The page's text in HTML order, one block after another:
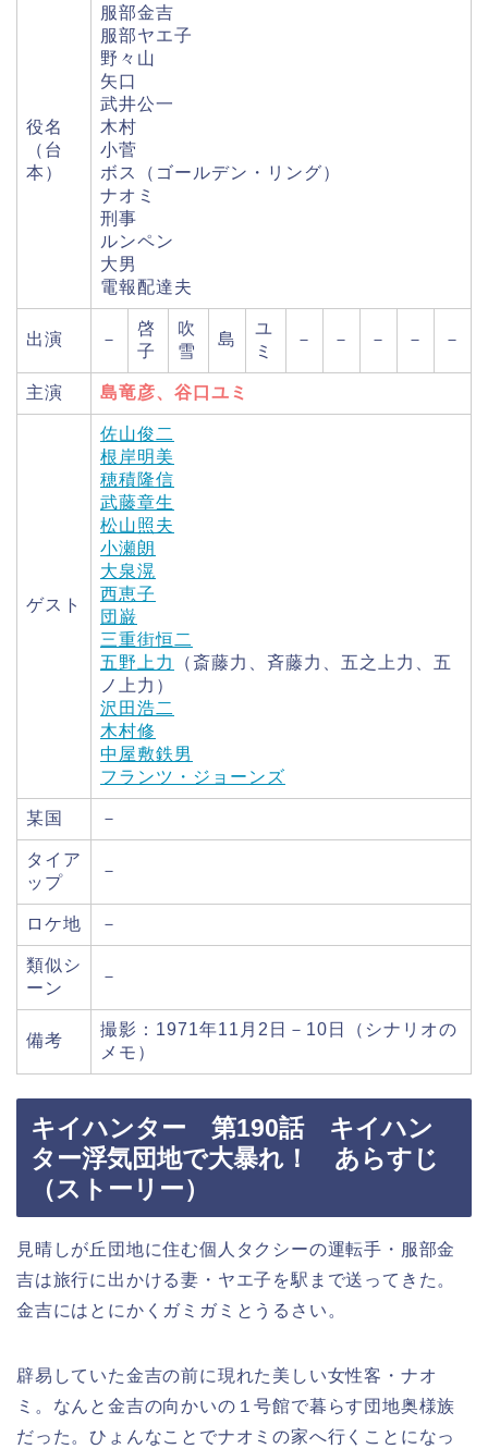
役名
（台
本）
服部金吉
服部ヤエ子
野々山
矢口
武井公一
木村
小菅
ボス（ゴールデン・リング）
ナオミ
刑事
ルンペン
大男
電報配達夫
出演 －
啓
子
吹
雪
島
ユ
ミ
－ － － － －
主演 島竜彦、谷口ユミ
ゲスト
佐山俊二
根岸明美
穂積隆信
武藤章生
松山照夫
小瀬朗
大泉滉
西恵子
団巌
三重街恒二
五野上力
（斎藤力、斉藤力、五之上力、五
ノ上力）
沢田浩二
木村修
中屋敷鉄男
フランツ・ジョーンズ
某国 －
タイア
ップ
－
ロケ地 －
類似シ
ーン
－
備考
撮影：1971年11月2日－10日（シナリオの
メモ）
キイハンター 第190話 キイハン
ター浮気団地で大暴れ！ あらすじ
（ストーリー）
見晴しが丘団地に住む個人タクシーの運転手・服部金
吉は旅行に出かける妻・ヤエ子を駅まで送ってきた。
金吉にはとにかくガミガミとうるさい。
辟易していた金吉の前に現れた美しい女性客・ナオ
ミ。なんと金吉の向かいの１号館で暮らす団地奥様族
だった。ひょんなことでナオミの家へ行くことになっ